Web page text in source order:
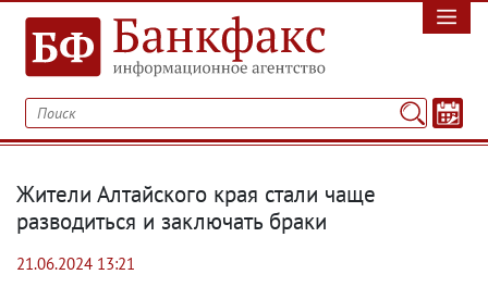
Жители Алтайского края стали чаще
разводиться и заключать браки
21.06.2024 13:21